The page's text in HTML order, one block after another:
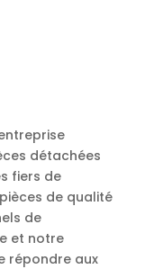
détachées
fiers de
de qualité
de
et notre
répondre aux